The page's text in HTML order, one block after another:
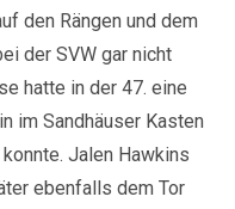
den Rängen und dem
der SVW gar nicht
hatte in der 47. eine
im Sandhäuser Kasten
Jalen Hawkins
ebenfalls dem Tor